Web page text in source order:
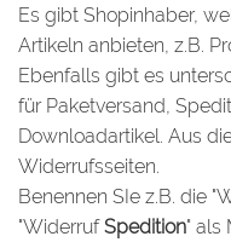
Es gibt Shopinhaber,
Artikeln anbieten, z.B.
Ebenfalls gibt es
für Paketversand,
Downloadartikel. Aus
Widerrufsseiten.
Benennen SIe z.B. die
"WiderrufSpedition" als